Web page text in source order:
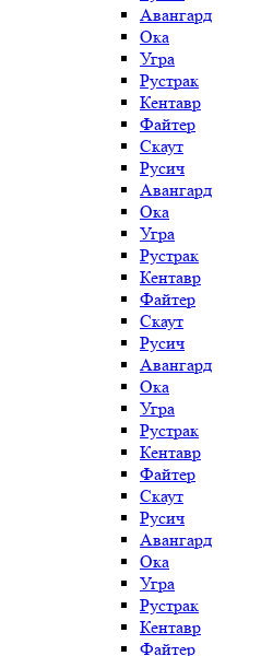
Авангард
Ока
Угра
Рустрак
Кентавр
Файтер
Скаут
Русич
Авангард
Ока
Угра
Рустрак
Кентавр
Файтер
Скаут
Русич
Авангард
Ока
Угра
Рустрак
Кентавр
Файтер
Скаут
Русич
Авангард
Ока
Угра
Рустрак
Кентавр
Файтер